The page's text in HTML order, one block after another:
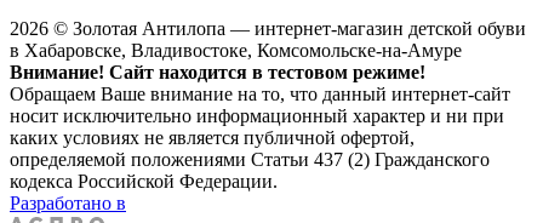
2026 © Золотая Антилопа — интернет-магазин детской обуви
в Хабаровске, Владивостоке, Комсомольске-на-Амуре
Внимание! Сайт находится в тестовом режиме!
Обращаем Ваше внимание на то, что данный интернет-сайт
носит исключительно информационный характер и ни при
каких условиях не является публичной офертой,
определяемой положениями Статьи 437 (2) Гражданского
кодекса Российской Федерации.
Разработано в